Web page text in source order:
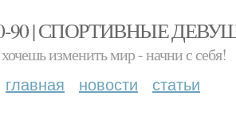
90 | СПОРТИВНЫЕ
хочешь изменить мир - начни с себя!
главная новости статьи